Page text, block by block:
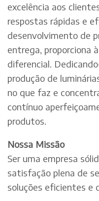
excelência aos
respostas rápidas e
desenvolvimento de
entrega, proporciona
diferencial.
produção de
no que faz e
contínuo
produtos.
Nossa Missão
Ser uma empresa
satisfação plena de
soluções eficientes e